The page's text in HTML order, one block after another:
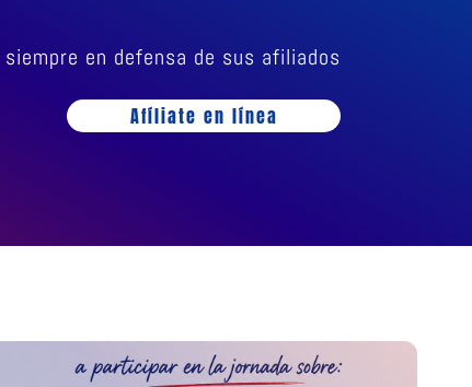
siempre en defensa de sus afiliados
Afíliate en línea